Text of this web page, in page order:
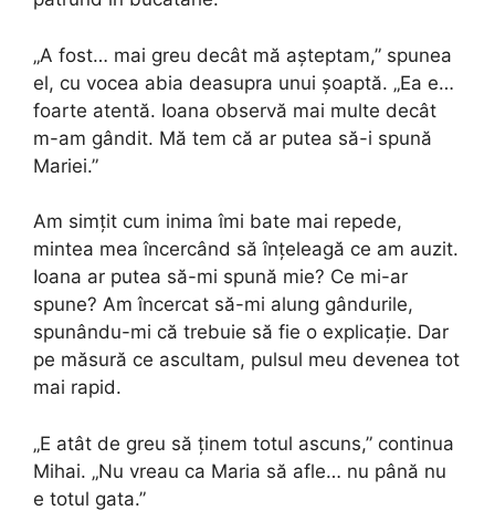
„A fost… mai greu decât mă așteptam,” spunea
el, cu vocea abia deasupra unui șoaptă. „Ea e…
foarte atentă. Ioana observă mai multe decât
m-am gândit. Mă tem că ar putea să-i spună
Mariei.”
Am simțit cum inima îmi bate mai repede,
mintea mea încercând să înțeleagă ce am auzit.
Ioana ar putea să-mi spună mie? Ce mi-ar
spune? Am încercat să-mi alung gândurile,
spunându-mi că trebuie să fie o explicație. Dar
pe măsură ce ascultam, pulsul meu devenea tot
mai rapid.
„E atât de greu să ținem totul ascuns,” continua
Mihai. „Nu vreau ca Maria să afle… nu până nu
e totul gata.”